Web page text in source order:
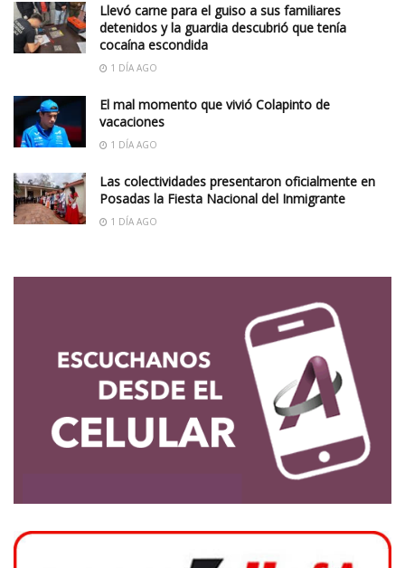
Llevó carne para el guiso a sus familiares
detenidos y la guardia descubrió que tenía
cocaína escondida
1 DÍA AGO
El mal momento que vivió Colapinto de
vacaciones
1 DÍA AGO
Las colectividades presentaron oficialmente en
Posadas la Fiesta Nacional del Inmigrante
1 DÍA AGO